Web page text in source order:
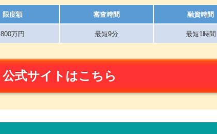
限度額
800万円
審査時間
最短9分
融資時間
最短1時間
公式サイトはこちら